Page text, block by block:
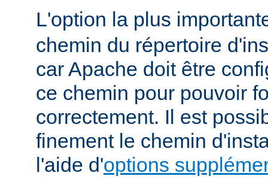
L'option la plus
chemin du répertoire
car Apache doit être
ce chemin pour pouvoir
correctement. Il est
finement le chemin
l'aide d'options